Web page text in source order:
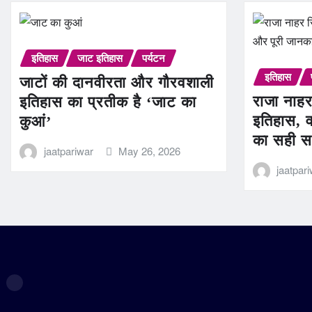
इतिहास जाट इतिहास पर्यटन
जाटों की दानवीरता और गौरवशाली
इतिहास का प्रतीक है ‘जाट का
कुआं’
jaatpariwar May 26, 2026
इतिहास
राजा
इतिहास,
का सही